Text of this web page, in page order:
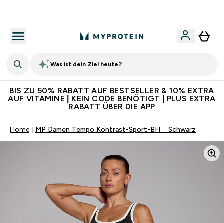
Was ist dein Ziel heute?
BIS ZU 50% RABATT AUF BESTSELLER & 10% EXTRA
AUF VITAMINE | KEIN CODE BENÖTIGT | PLUS EXTRA
RABATT ÜBER DIE APP
Home MP Damen Tempo Kontrast-Sport-BH – Schwarz